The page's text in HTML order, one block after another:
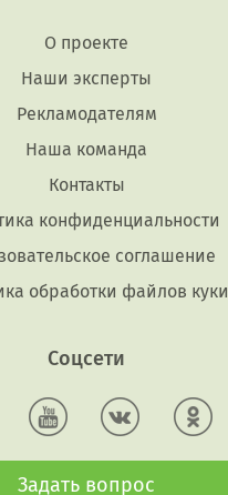
О проекте
Наши эксперты
Рекламодателям
Наша команда
Контакты
конфиденциальности
соглашение
обработки файлов куки
Соцсети
Задать вопрос